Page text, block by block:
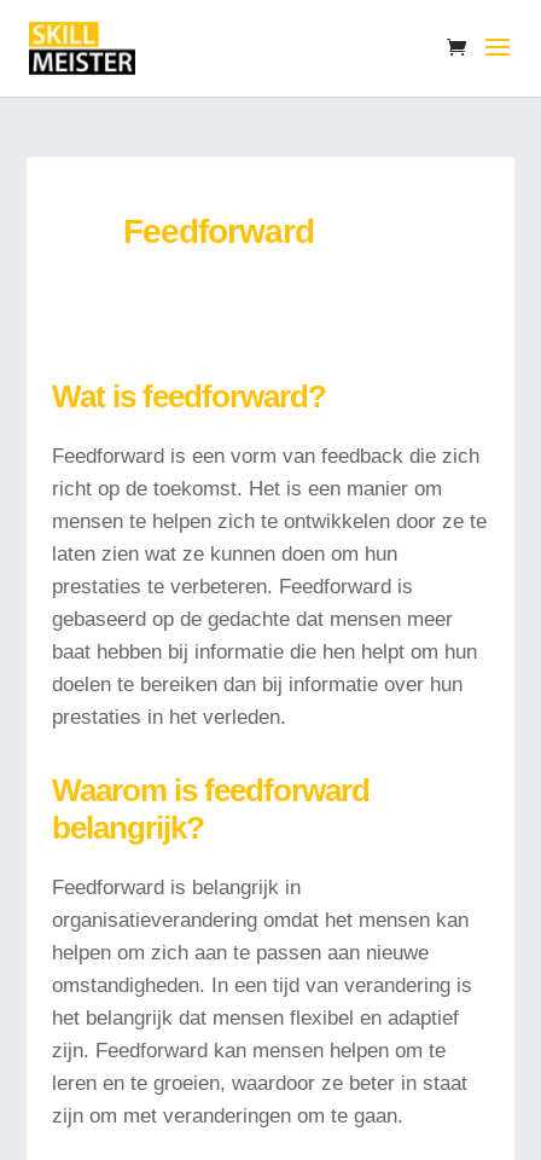
Feedforward
Wat is feedforward?
Feedforward is een vorm van feedback die zich
richt op de toekomst. Het is een manier om
mensen te helpen zich te ontwikkelen door ze te
laten zien wat ze kunnen doen om hun
prestaties te verbeteren. Feedforward is
gebaseerd op de gedachte dat mensen meer
baat hebben bij informatie die hen helpt om hun
doelen te bereiken dan bij informatie over hun
prestaties in het verleden.
Waarom is feedforward
belangrijk?
Feedforward is belangrijk in
organisatieverandering omdat het mensen kan
helpen om zich aan te passen aan nieuwe
omstandigheden. In een tijd van verandering is
het belangrijk dat mensen flexibel en adaptief
zijn. Feedforward kan mensen helpen om te
leren en te groeien, waardoor ze beter in staat
zijn om met veranderingen om te gaan.